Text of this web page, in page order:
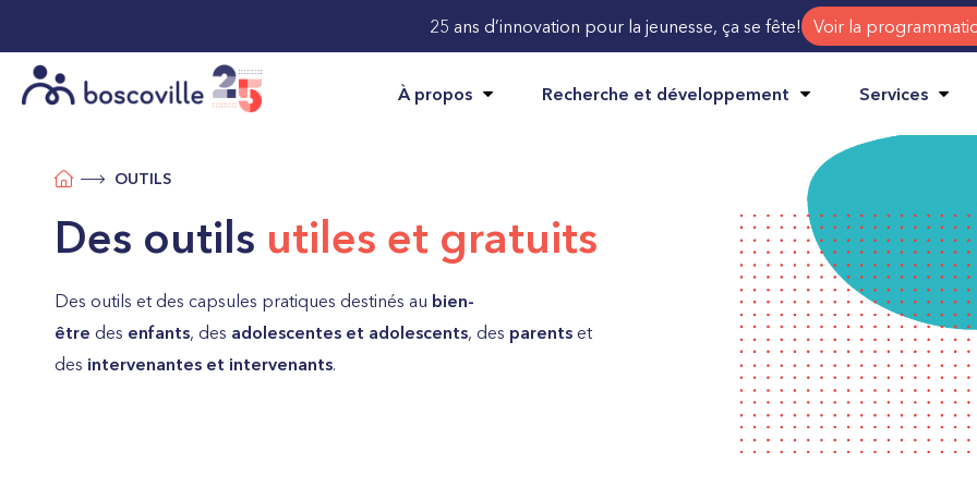
25 ans d’innovation pour la jeunesse, ça se fête! Voir la
À propos Recherche et développement Services
OUTILS
Des outils utiles et gratuits
Des outils et des capsules pratiques destinés au bien-
être des enfants, des adolescentes et adolescents, des parents et
des intervenantes et intervenants.